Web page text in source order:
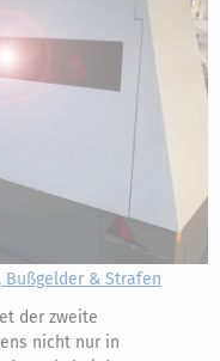
Bußgelder & Strafen
der zweite
nicht nur in